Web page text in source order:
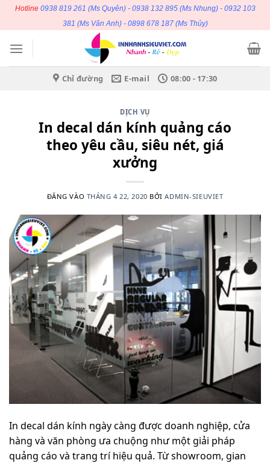
dung
Hotline 0938 819 261 (Ms Quyên) - 0938 132 895(Ms Nhung) - 0932 103
381 (Ms Vân Anh) - 0898 678 187(Ms Thủy)
Chỉ đường E-mail 08:00 - 17:30
DỊCH VỤ
In decal dán kính quảng cáo
theo yêu cầu, siêu nét, giá
xưởng
ĐĂNG VÀO THÁNG 4 22, 2020 BỞIADMIN-SIEUVIET
In decal dán kính ngày càng được doanh nghiệp, cửa
hàng và văn phòng ưa chuộng như một giải pháp
quảng cáo và trang trí hiệu quả. Từ showroom, gian